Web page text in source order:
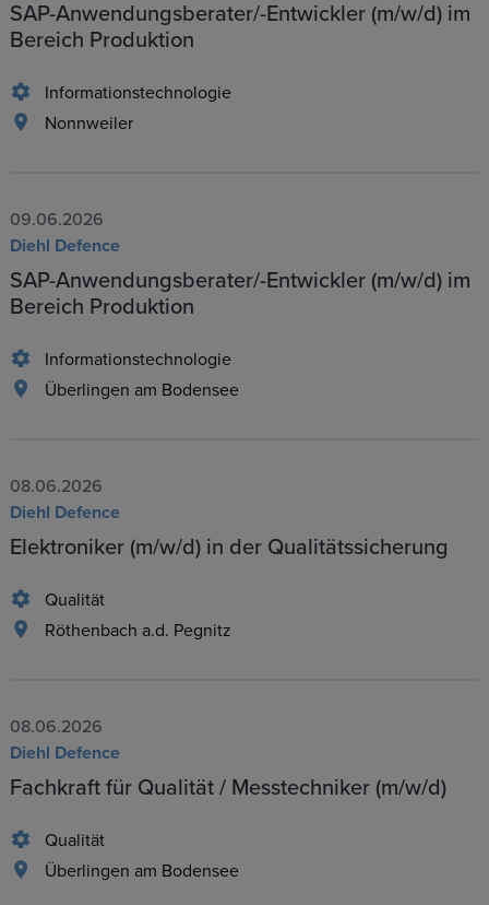
SAP-Anwendungsberater/-Entwickler (m/w/d) im
Bereich Produktion
Informationstechnologie
Nonnweiler
09.06.2026
Diehl Defence
SAP-Anwendungsberater/-Entwickler (m/w/d) im
Bereich Produktion
Informationstechnologie
Überlingen am Bodensee
08.06.2026
Diehl Defence
Elektroniker (m/w/d) in der Qualitätssicherung
Qualität
Röthenbach a.d. Pegnitz
08.06.2026
Diehl Defence
Fachkraft für Qualität / Messtechniker (m/w/d)
Qualität
Überlingen am Bodensee